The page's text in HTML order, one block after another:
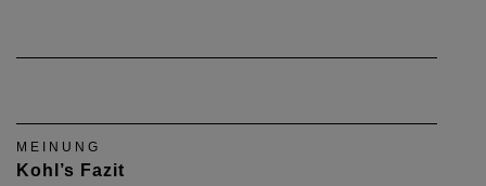
MEINUNG
Kohl’s Fazit